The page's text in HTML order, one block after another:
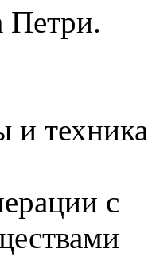
Петри.
и техника
с